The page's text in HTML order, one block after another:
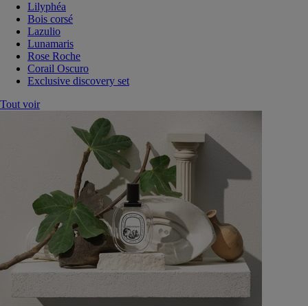
Lilyphéa
Bois corsé
Lazulio
Lunamaris
Rose Roche
Corail Oscuro
Exclusive discovery set
Tout voir